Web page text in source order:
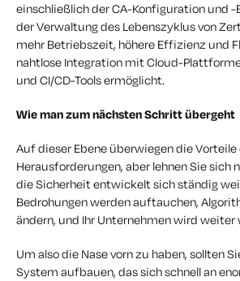
einschließlich der CA-Konfiguration und
der Verwaltung des Lebenszyklus von
mehr Betriebszeit, höhere Effizienz und
nahtlose Integration mit Cloud-
und CI/CD-Tools ermöglicht.
Wie man zum nächsten Schritt übergeht
Auf dieser Ebene überwiegen die
Herausforderungen, aber lehnen Sie sich
die Sicherheit entwickelt sich ständig
Bedrohungen werden auftauchen,
ändern, und Ihr Unternehmen wird weiter
Um also die Nase vorn zu haben, sollten
System aufbauen, das sich schnell an